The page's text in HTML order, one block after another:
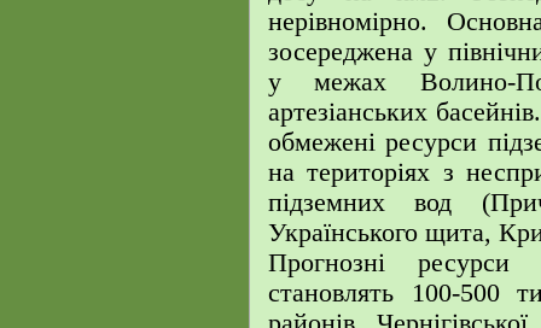
нерівномірно.
зосереджена у
у межах Волино-
артезіанських
обмежені ресурси
на територіях з
підземних вод
Українського щита,
Прогнозні ресурси
становлять 100-500